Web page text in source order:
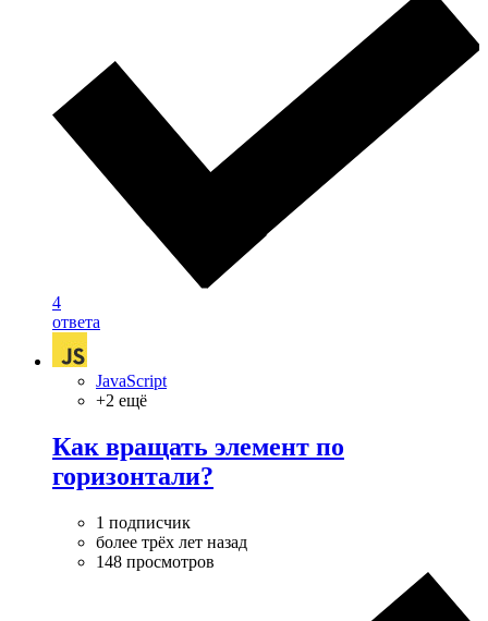
4
ответа
JavaScript
+2 ещё
Как вращать элемент по
горизонтали?
1 подписчик
более трёх лет назад
148 просмотров